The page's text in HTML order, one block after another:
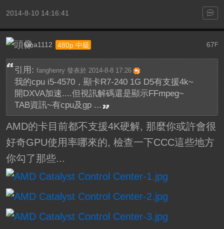
2014-8-10 14:16:41
67 F
luna1112 480p 中級
引用: fanghenry 發表於 2014-8-8 17:26
我的cpu i5-4570，顯卡R7-240 1G D5有支援4k~
開DXVA加速....但視訊解碼還是顯示FFmpeg~
TAB資訊~有cpu及gp ...
AMD的卡目前都不支援4K硬解, 那麼你或許會很
好奇GPU使用率哪來的, 檢查一下CCC這些地方
你勾了那些...